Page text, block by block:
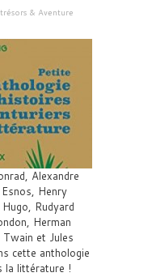
trésors & Aventure
Alexandre
Henry
Rudyard
Herman
Twain et Jules
cette anthologie
la littérature !